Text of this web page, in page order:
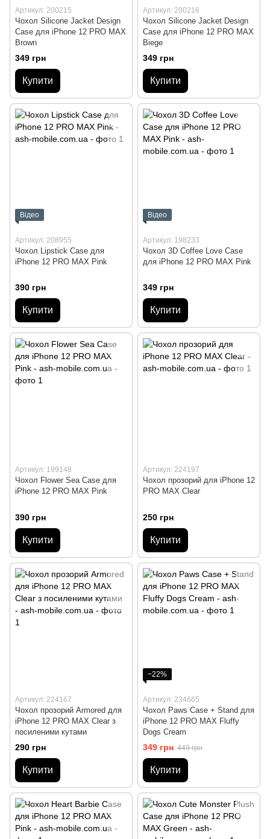
Артикул: 200215
Чохол Silicone Jacket Design
Case для iPhone 12 PRO MAX
Brown
349 грн
Купити
Артикул: 200216
Чохол Silicone Jacket Design
Case для iPhone 12 PRO MAX
Biege
349 грн
Купити
Відео
Артикул: 208955
Чохол Lipstick Case для
iPhone 12 PRO MAX Pink
390 грн
Купити
Відео
Артикул: 198233
Чохол 3D Coffee Love Case
для iPhone 12 PRO MAX Pink
349 грн
Купити
Артикул: 199148
Чохол Flower Sea Case для
iPhone 12 PRO MAX Pink
390 грн
Купити
Артикул: 224197
Чохол прозорий для iPhone 12
PRO MAX Clear
250 грн
Купити
Артикул: 224167
Чохол прозорий Armored для
iPhone 12 PRO MAX Clear з
посиленими кутами
290 грн
Купити
−22%
Артикул: 234665
Чохол Paws Case + Stand для
iPhone 12 PRO MAX Fluffy
Dogs Cream
349 грн 449 грн
Купити